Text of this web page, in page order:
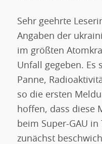
Sehr geehrte
Angaben der
im größten
Unfall gegeben. Es
Panne,
so die ersten
hoffen, dass diese
beim Super-GAU
zunächst